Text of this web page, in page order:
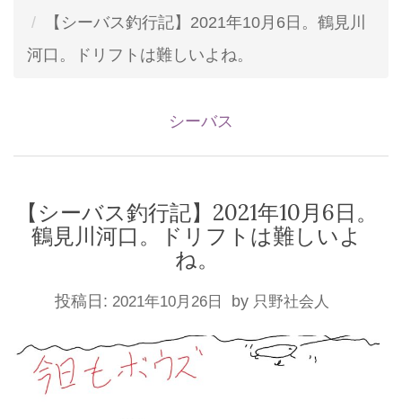
【シーバス釣行記】2021年10月6日。鶴見川
河口。ドリフトは難しいよね。
シーバス
【シーバス釣行記】2021年10月6日。
鶴見川河口。ドリフトは難しいよ
ね。
投稿日: 2021年10月26日 by 只野社会人